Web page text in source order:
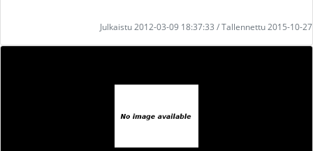
Julkaistu 2012-03-09 18:37:33 / Tallennettu 2015-10-27